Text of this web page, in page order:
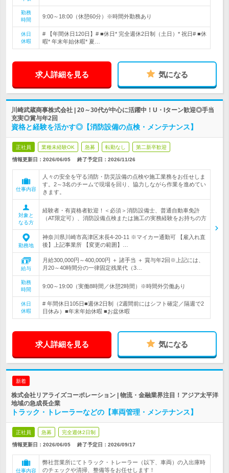
勤務
時間
9:00～18:00（休憩60分）※時間外勤務あり
休日
休暇
# 【年間休日120日】# ■休日* 完全週休2日制（土日）* 祝日# ■休
暇* 年末年始休暇* 夏…
求人詳細を見る 気になる
川崎武蔵商事株式会社 | 20～30代が中心に活躍中！U・Iターン歓迎◎手当
充実◎賞与年2回
資格と経験を活かす◎【消防設備の点検・メンテナンス】
正社員 業種未経験OK 急募 転勤なし 第二新卒歓迎
情報更新日：2026/06/05 終了予定日： 2026/11/26
仕事内容
人々の安全を守る消防・防災設備の点検や施工業務をお任せしま
す。2～3名のチームで現場を回り、協力しながら作業を進めてい
きます。
対象と
なる方
経験者・有資格者歓迎！＜必須＞消防設備士、普通自動車免許
（AT限定可）、消防設備点検または施工の実務経験をお持ちの方
勤務地
神奈川県川崎市高津区末長4-20-11 ※マイカー通勤可 【雇入れ直
後】上記事業所 【変更の範囲】…
給与
月給300,000円～400,000円 ＋ 諸手当 ＋ 賞与年2回※上記には、
月20～40時間分の一律固定残業代（3…
勤務
時間
9:00～19:00（実働8時間／休憩2時間）※時間外労働あり
休日
休暇
# 年間休日105日■週休2日制（2週間前にはシフト確定／隔週で2
日休み）■年末年始休暇 ■お盆休暇
求人詳細を見る 気になる
新着
株式会社リアライズコーポレーション | 物流・金融業界注目！アジア太平洋
地域の急成長企業
トラック・トレーラーなどの【車両管理・メンテナンス】
正社員 急募 完全週休2日制
情報更新日：2026/06/05 終了予定日： 2026/09/17
仕事内容
弊社営業所にてトラック・トレーラー（以下、車両）の入出庫時
のチェックや清掃、整備等をお任せします！